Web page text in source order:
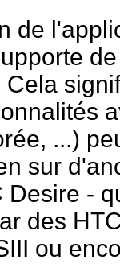
de
...)
sur
Desire -
des
ou